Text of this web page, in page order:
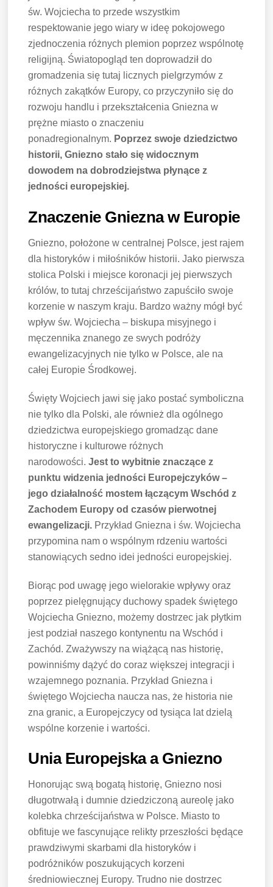
św. Wojciecha to przede wszystkim
respektowanie jego wiary w ideę pokojowego
zjednoczenia różnych plemion poprzez wspólnotę
religijną. Światopogląd ten doprowadził do
gromadzenia się tutaj licznych pielgrzymów z
różnych zakątków Europy, co przyczyniło się do
rozwoju handlu i przekształcenia Gniezna w
prężne miasto o znaczeniu
ponadregionalnym. Poprzez swoje dziedzictwo
historii, Gniezno stało się widocznym
dowodem na dobrodziejstwa płynące z
jedności europejskiej.
Znaczenie Gniezna w Europie
Gniezno, położone w centralnej Polsce, jest rajem
dla historyków i miłośników historii. Jako pierwsza
stolica Polski i miejsce koronacji jej pierwszych
królów, to tutaj chrześcijaństwo zapuściło swoje
korzenie w naszym kraju. Bardzo ważny mógł być
wpływ św. Wojciecha – biskupa misyjnego i
męczennika znanego ze swych podróży
ewangelizacyjnych nie tylko w Polsce, ale na
całej Europie Środkowej.
Święty Wojciech jawi się jako postać symboliczna
nie tylko dla Polski, ale również dla ogólnego
dziedzictwa europejskiego gromadząc dane
historyczne i kulturowe różnych
narodowości.Jest to wybitnie znaczące z
punktu widzenia jedności Europejczyków –
jego działalność mostem łączącym Wschód z
Zachodem Europy od czasów pierwotnej
ewangelizacji. Przykład Gniezna i św. Wojciecha
przypomina nam o wspólnym rdzeniu wartości
stanowiących sedno idei jedności europejskiej.
Biorąc pod uwagę jego wielorakie wpływy oraz
poprzez pielęgnujący duchowy spadek świętego
Wojciecha Gniezno, możemy dostrzec jak płytkim
jest podział naszego kontynentu na Wschód i
Zachód. Zważywszy na wiążącą nas historię,
powinniśmy dążyć do coraz większej integracji i
wzajemnego poznania. Przykład Gniezna i
świętego Wojciecha naucza nas, że historia nie
zna granic, a Europejczycy od tysiąca lat dzielą
wspólne korzenie i wartości.
Unia Europejska a Gniezno
Honorując swą bogatą historię, Gniezno nosi
długotrwałą i dumnie dziedziczoną aureolę jako
kolebka chrześcijaństwa w Polsce. Miasto to
obfituje we fascynujące relikty przeszłości będące
prawdziwymi skarbami dla historyków i
podróżników poszukujących korzeni
średniowiecznej Europy. Trudno nie dostrzec